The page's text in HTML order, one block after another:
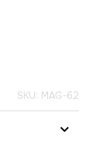
SKU: MAG-62